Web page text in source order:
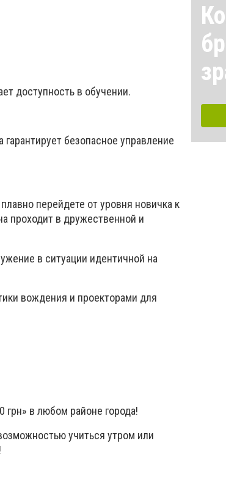
доступность в обучении.
безопасное управление
перейдете от уровня новичка к
проходит в дружественной и
в ситуации идентичной на
вождения и проекторами для
грн» в любом районе города!
учиться утром или